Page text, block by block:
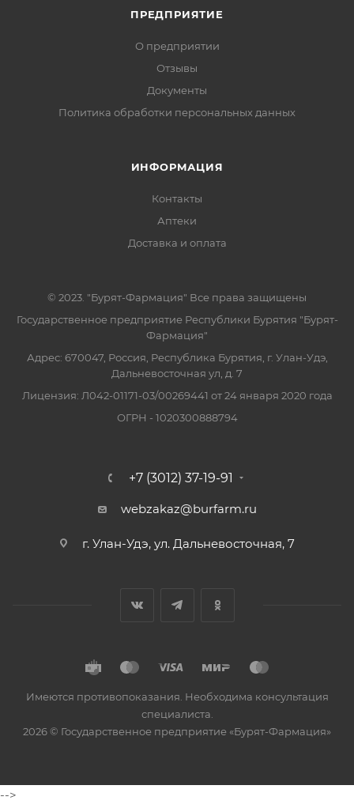
ПРЕДПРИЯТИЕ
О предприятии
Отзывы
Документы
Политика обработки персональных данных
ИНФОРМАЦИЯ
Контакты
Аптеки
Доставка и оплата
© 2023. "Бурят-Фармация" Все права защищены
Государственное предприятие Республики Бурятия "Бурят-
Фармация"
Адрес: 670047, Россия, Республика Бурятия, г. Улан-Удэ,
Дальневосточная ул, д. 7
Лицензия: Л042-01171-03/00269441 от 24 января 2020 года
ОГРН - 1020300888794
+7 (3012) 37-19-91
webzakaz@burfarm.ru
г. Улан-Удэ, ул. Дальневосточная, 7
Имеются противопоказания. Необходима консультация
специалиста.
2026 © Государственное предприятие «Бурят-Фармация»
-->